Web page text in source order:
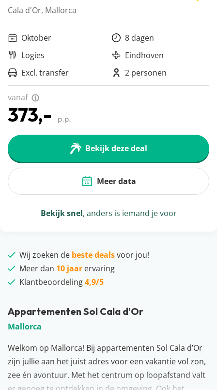
Appartementen Sol Cala d’Or
Mallorca
Welkom op Mallorca! Bij appartementen Sol Cala d’Or
zijn jullie aan het juist adres voor een vakantie vol zon,
zee én avontuur. Met het centrum op loopafstand valt
Cala d'Or, Mallorca
Oktober
8 dagen
Logies
Eindhoven
Excl. transfer
2 personen
vanaf
373,- p.p.
Bekijk deze deal
Meer data
Bekijk snel, anders is iemand je voor
Wij zoeken de beste dealsvoor jou!
Meer dan 10 jaar ervaring
Klantbeoordeling4,9/5